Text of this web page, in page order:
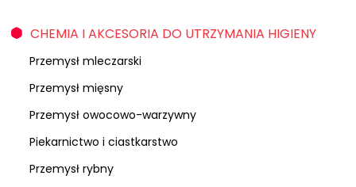
CHEMIA I AKCESORIA DO UTRZYMANIA HIGIENY
Przemysł mleczarski
Przemysł mięsny
Przemysł owocowo-warzywny
Piekarnictwo i ciastkarstwo
Przemysł rybny